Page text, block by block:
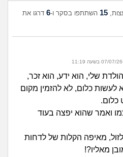
שאלות שעוררו עניין
מה קורה כאן?
מתחם הטיפים
זוגיות
חיפוש שאלות
15 השתתפו בסקר ו-6 דרגו את
שלי, הוא ידע, הוא זכר,
לעשות כלום, לא להזמין מקום
כלום.
ואמר שהוא יפצה בעוד
מאיפה הקלות של לדחות
מאליו?!